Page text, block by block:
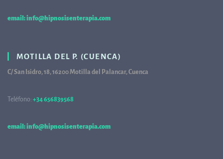
email: info@hipnosisenterapia.com
MOTILLA DEL P. (CUENCA)
C/ San Isidro, 18, 16200 Motilla del Palancar, Cuenca
Teléfono: +34 656839568
email: info@hipnosisenterapia.com